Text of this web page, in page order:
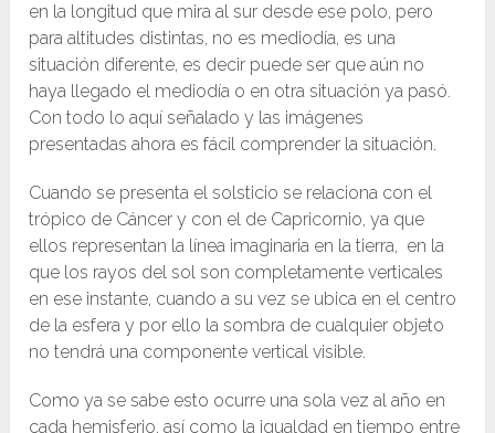
en la longitud que mira al sur desde ese polo, pero
para altitudes distintas, no es mediodía, es una
situación diferente, es decir puede ser que aún no
haya llegado el mediodía o en otra situación ya pasó.
Con todo lo aquí señalado y las imágenes
presentadas ahora es fácil comprender la situación.
Cuando se presenta el solsticio se relaciona con el
trópico de Cáncer y con el de Capricornio, ya que
ellos representan la línea imaginaria en la tierra, en la
que los rayos del sol son completamente verticales
en ese instante, cuando a su vez se ubica en el centro
de la esfera y por ello la sombra de cualquier objeto
no tendrá una componente vertical visible.
Como ya se sabe esto ocurre una sola vez al año en
cada hemisferio, así como la igualdad en tiempo entre